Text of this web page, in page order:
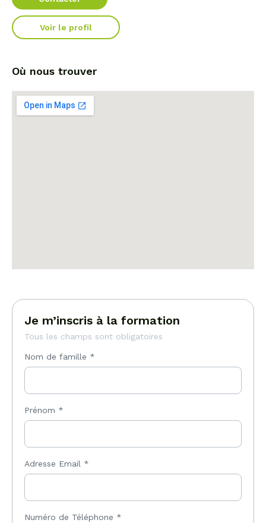
Voir le profil
Où nous trouver
Je m’inscris à la formation
Tous les champs sont obligatoires
Nom de famille *
Prénom *
Adresse Email *
Numéro de Téléphone *